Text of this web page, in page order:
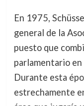
En 1975,
general de la
puesto que
parlamentario
Durante esta
estrechamente